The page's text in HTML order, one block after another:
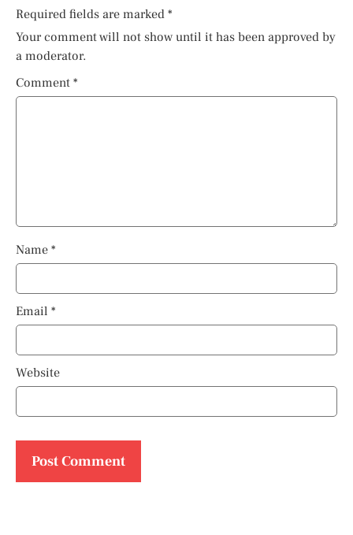
Required fields are marked *
Your comment will not show until it has been approved by
a moderator.
Comment *
Name *
Email *
Website